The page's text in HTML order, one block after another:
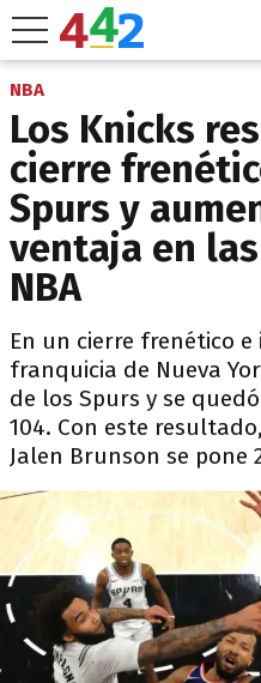
NBA
Los Knicks
cierre
Spurs y
ventaja en
NBA
En un cierre frenético
franquicia de Nueva
de los Spurs y se
104. Con este
Jalen Brunson se pone